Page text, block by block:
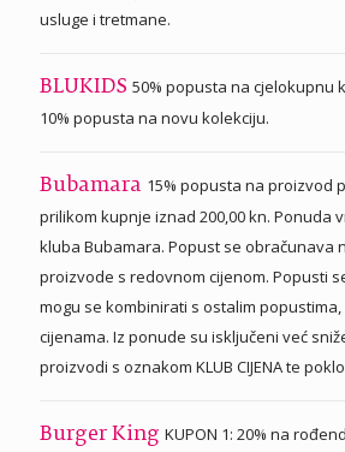
usluge i tretmane.
BLUKIDS 50% popusta na cjelokupnu
10% popusta na novu kolekciju.
Bubamara 15% popusta na proizvod
prilikom kupnje iznad 200,00 kn. Ponuda
kluba Bubamara. Popust se obračunava
proizvode s redovnom cijenom. Popusti
mogu se kombinirati s ostalim
cijenama. Iz ponude su isključeni već
proizvodi s oznakom KLUB CIJENA te
Burger King KUPON 1: 20% na